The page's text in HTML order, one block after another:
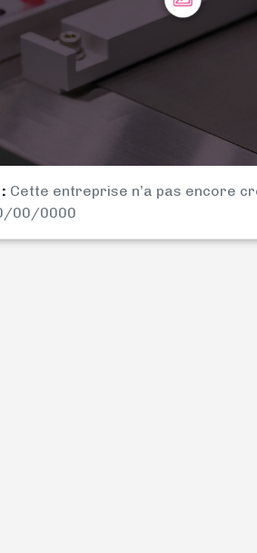
Cette entreprise n’a pas encore
00/0000